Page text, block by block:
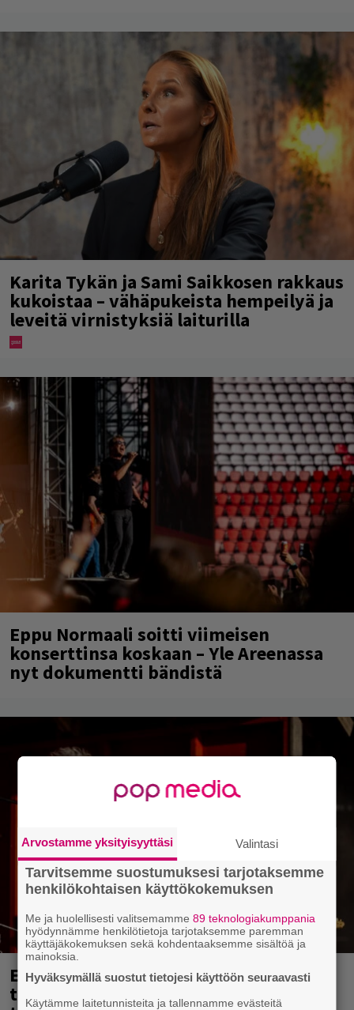
Karita Tykän ja Sami Saikkosen rakkaus
kukoistaa – vähäpukeista hempeilyä ja
leveitä virnistyksiä laiturilla
Eppu Normaali soitti viimeisen
konserttinsa koskaan – Yle Areenassa
nyt dokumentti bändistä
Eppu Normaalin viimeinen keikka
tänään – katso kuvagalleria torstailta
Arvostamme yksityisyyttäsi Valintasi
Tarvitsemme suostumuksesi tarjotaksemme
henkilökohtaisen käyttökokemuksen
Me ja huolellisesti valitsemamme89 teknologiakumppania
hyödynnämme henkilötietoja tarjotaksemme paremman
käyttäjäkokemuksen sekä kohdentaaksemme sisältöä ja
mainoksia.
Hyväksymällä suostut tietojesi käyttöön seuraavasti
Käytämme laitetunnisteita ja tallennamme evästeitä